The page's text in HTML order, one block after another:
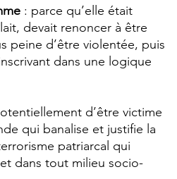
: parce qu’elle était
devait renoncer à être
peine d’être violentée, puis
dans une logique
d’être victime
qui banalise et justifie la
patriarcal qui
dans tout milieu socio-